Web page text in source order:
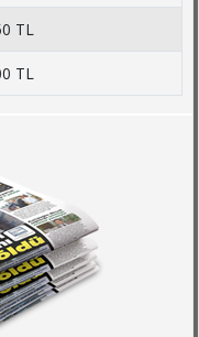
TL
TL